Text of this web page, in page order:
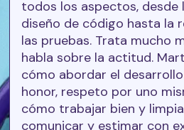
todos los aspectos, desde
diseño de código hasta la
las pruebas. Trata mucho
habla sobre la actitud.
cómo abordar el
honor, respeto por uno
cómo trabajar bien y
comunicar y estimar con